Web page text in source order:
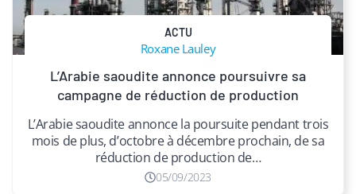
ACTU
Roxane Lauley
L’Arabie saoudite annonce poursuivre sa
campagne de réduction de production
L’Arabie saoudite annonce la poursuite pendant trois
mois de plus, d’octobre à décembre prochain, de sa
réduction de production de…
05/09/2023